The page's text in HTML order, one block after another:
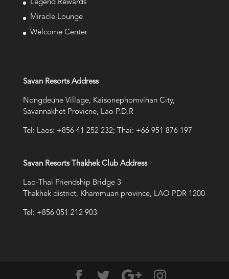
Legend Rewards
Miracle Lounge
Welcome Center
Savan Resorts Address
Nongdeune Village, Kaisonephomvihan City,
Savannakhet Provicne, Lao P.D.R
Tel: Laos: +856 41 252 232; Thai: +66 951 876 197
Savan Resorts Thakhek Club Address
Lao-Thai Friendship Bridge 3
Thakhek district, Khammuan province, LAO PDR 1200
Tel: +856 051 212 903